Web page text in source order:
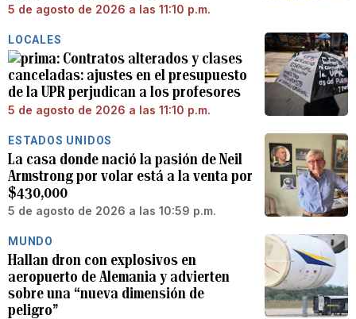
5 de agosto de 2026 a las 11:10 p.m.
LOCALES
Contratos alterados y clases
canceladas: ajustes en el presupuesto
de la UPR perjudican a los profesores
5 de agosto de 2026 a las 11:10 p.m.
ESTADOS UNIDOS
La casa donde nació la pasión de Neil
Armstrong por volar está a la venta por
$430,000
5 de agosto de 2026 a las 10:59 p.m.
MUNDO
Hallan dron con explosivos en
aeropuerto de Alemania y advierten
sobre una “nueva dimensión de
peligro”